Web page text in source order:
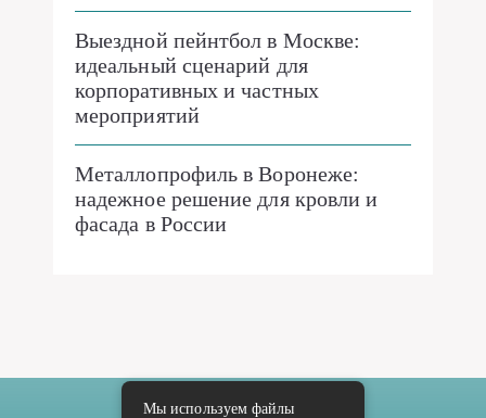
Выездной пейнтбол в Москве:
идеальный сценарий для
корпоративных и частных
мероприятий
Металлопрофиль в Воронеже:
надежное решение для кровли и
фасада в России
Мы используем файлы